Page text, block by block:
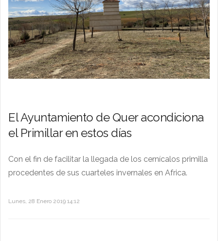
El Ayuntamiento de Quer acondiciona
el Primillar en estos días
Con el fin de facilitar la llegada de los cernícalos primilla
procedentes de sus cuarteles invernales en Africa.
Lunes, 28 Enero 2019 14:12